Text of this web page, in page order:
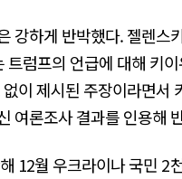
강하게 반박했다. 젤렌스
트럼프의 언급에 대해 키
이 제시된 주장이라면서
여론조사 결과를 인용해
12월 우크라이나 국민 2